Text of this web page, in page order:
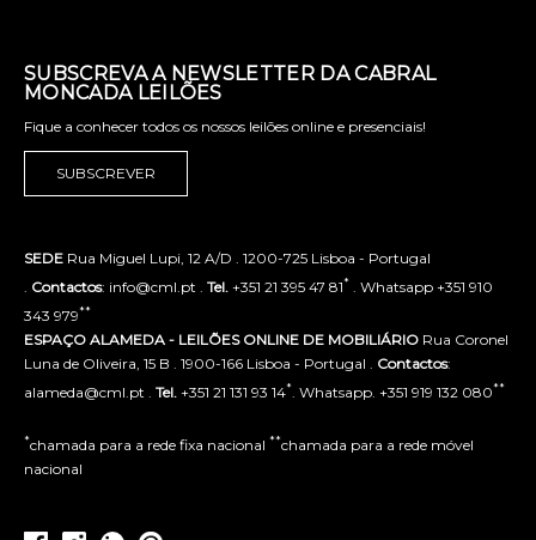
SUBSCREVA A NEWSLETTER DA CABRAL
MONCADA LEILÕES
Fique a conhecer todos os nossos leilões online e presenciais!
SUBSCREVER
SEDE Rua Miguel Lupi, 12 A/D . 1200-725 Lisboa - Portugal
Contactos: info@cml.pt . Tel. +351 21 395 47 81* . Whatsapp +351 910
343 979**
ESPAÇO ALAMEDA - LEILÕES ONLINE DE MOBILIÁRIO Rua Coronel
Luna de Oliveira, 15 B . 1900-166 Lisboa - Portugal . Contactos:
alameda@cml.pt . Tel. +351 21 131 93 14* . Whatsapp. +351 919 132 080**
*chamada para a rede fixa nacional **chamada para a rede móvel
nacional